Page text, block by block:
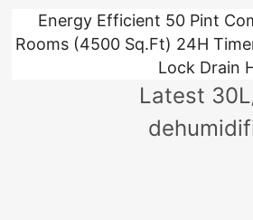
Energy Efficient 50 Pint
Rooms (4500 Sq.Ft) 24H
Lock Drain
Latest